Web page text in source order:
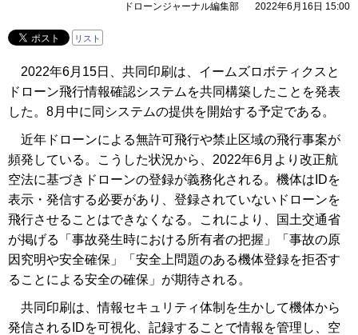
ドローンジャーナル編集部 2022年6月16日 15:00
リスト
2022年6月15日、共同印刷は、イームズロボティクスと
ドローン飛行情報確認システムを共同構築したことを発表
した。8月中に同システムの提供を開始する予定である。
近年ドローンによる無許可飛行や禁止区域の飛行事案が
頻発している。こうした状況から、2022年6月より改正航
空法に基づきドローンの登録が義務化される。機体はIDを
表示・発信する必要があり、登録されていないドローンを
飛行させることはできなくなる。これにより、国土交通省
が掲げる「事故発生時における所有者の把握」「事故の原
因究明や安全確保」「安全上問題のある機体登録を拒否す
ることによる安全の確保」が期待される。
共同印刷は、情報セキュリティ体制を生かして機体から
発信されるIDを可視化、記録することで情報を管理し、空